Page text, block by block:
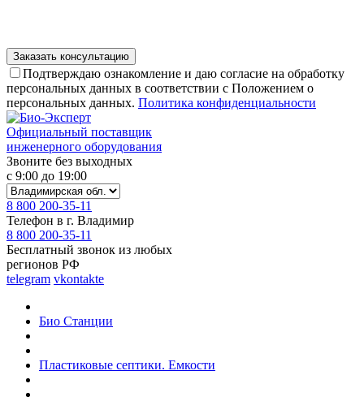
Подтверждаю ознакомление и даю согласие на обработку
персональных данных в соответствии с Положением о
персональных данных. Политика конфиденциальности
Официальный поставщик
инженерного оборудования
Звоните без выходных
с 9:00 до 19:00
8 800 200-35-11
Телефон в г. Владимир
8 800 200-35-11
Бесплатный звонок из любых
регионов РФ
telegram vkontakte
Био Станции
Пластиковые септики. Емкости